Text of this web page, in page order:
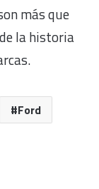
más que
la historia
Ford